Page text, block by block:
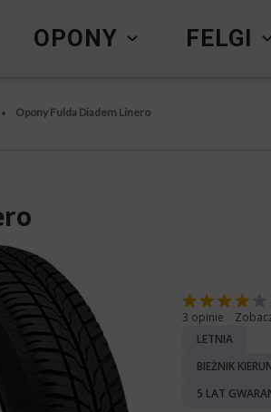
OPONY FELGI
• Opony Fulda Diadem Linero
3 opinie
LETNIA
BIEŻNIK
5 LAT